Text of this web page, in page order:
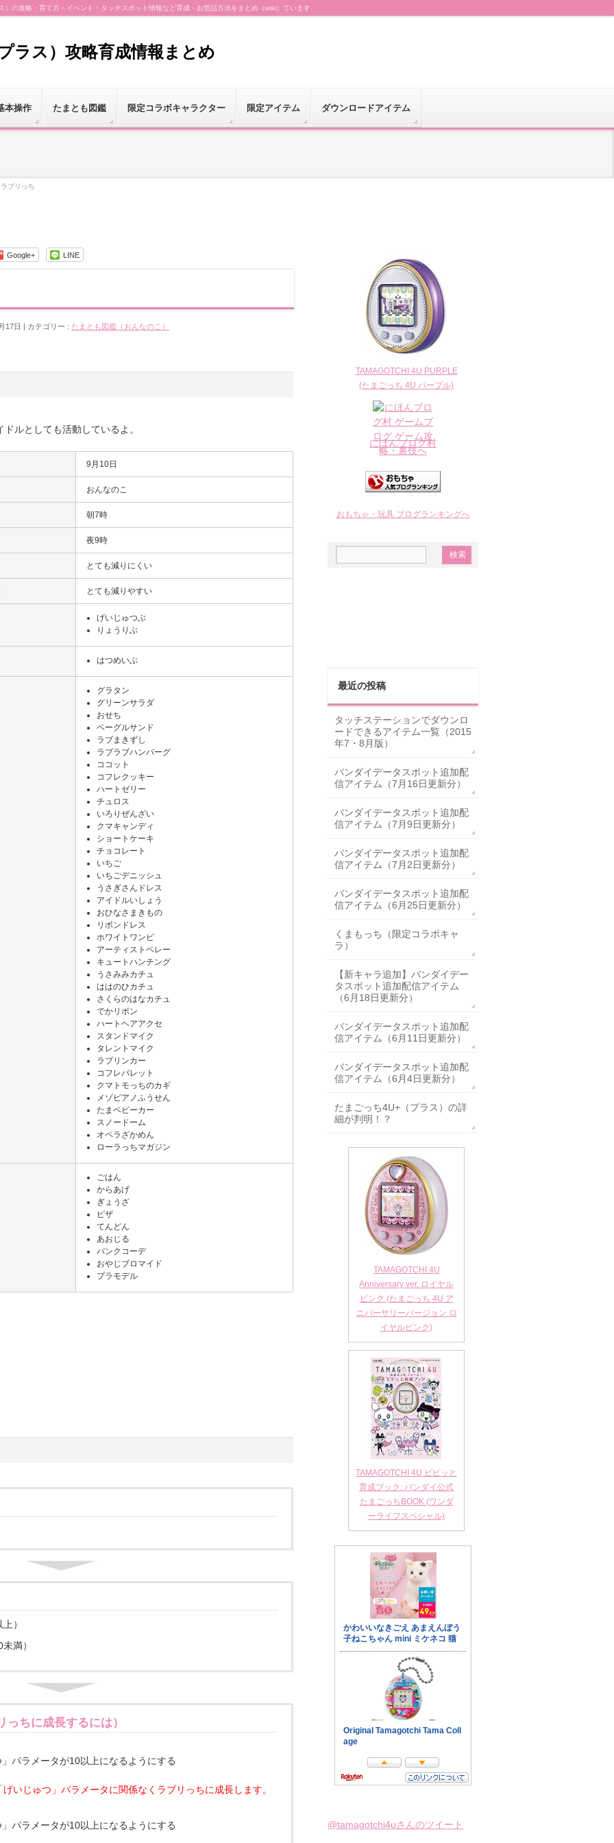
の攻略・育て方・イベント・タッチスポット情報など育成・お世話方法をまとめ（wiki）ています
ラス）攻略育成情報まとめ
本操作 たまとも図鑑 限定コラボキャラクター 限定アイテム ダウンロードアイテム
ラブリっち
Google+ LINE
17日 カテゴリー : たまとも図鑑（おんなのこ）
ルとしても活動しているよ。
9月10日
おんなのこ
朝7時
夜9時
とても減りにくい
とても減りやすい
げいじゅつぶ
りょうりぶ
はつめいぶ
グラタン
グリーンサラダ
おせち
ベーグルサンド
ラブまきずし
ラブラブハンバーグ
ココット
コフレクッキー
ハートゼリー
チュロス
いろりぜんざい
クマキャンディ
ショートケーキ
チョコレート
いちご
いちごデニッシュ
うさぎさんドレス
アイドルいしょう
おひなさまきもの
リボンドレス
ホワイトワンピ
アーティストベレー
キュートハンチング
うさみみカチュ
ははのひカチュ
さくらのはなカチュ
でかリボン
ハートヘアアクセ
スタンドマイク
タレントマイク
ラブリンカー
コフレパレット
クマトモっちのカギ
メゾピアノふうせん
たまベビーカー
スノードーム
オペラざかめん
ローラっちマガジン
ごはん
からあげ
ぎょうざ
ピザ
てんどん
あおじる
パンクコーデ
おやじブロマイド
プラモデル
）
満）
ちに成長するには）
パラメータが10以上になるようにする
いじゅつ」パラメータに関係なくラブリっちに成長します。
パラメータが10以上になるようにする
TAMAGOTCHI 4U PURPLE
(たまごっち 4U パープル)
にほんブログ村
おもちゃ・玩具 ブログランキングへ
最近の投稿
タッチステーションでダウンロ
ードできるアイテム一覧（2015
年7・8月版）
バンダイデータスポット追加配
信アイテム（7月16日更新分）
バンダイデータスポット追加配
信アイテム（7月9日更新分）
バンダイデータスポット追加配
信アイテム（7月2日更新分）
バンダイデータスポット追加配
信アイテム（6月25日更新分）
くまもっち（限定コラボキャ
ラ）
【新キャラ追加】バンダイデー
タスポット追加配信アイテム
（6月18日更新分）
バンダイデータスポット追加配
信アイテム（6月11日更新分）
バンダイデータスポット追加配
信アイテム（6月4日更新分）
たまごっち4U+（プラス）の詳
細が判明！？
TAMAGOTCHI 4U
Anniversary ver. ロイヤル
ピンク (たまごっち 4U ア
ニバーサリーバージョン ロ
イヤルピンク)
TAMAGOTCHI 4U ピピッと
育成ブック: バンダイ公式
たまごっちBOOK (ワンダ
ーライフスペシャル)
@tamagotchi4uさんのツイート